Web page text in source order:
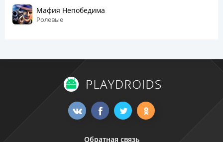
Мафия Непобедима
Ролевые
Обратная связь